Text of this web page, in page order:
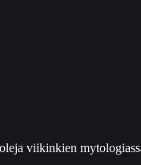
viikinkien